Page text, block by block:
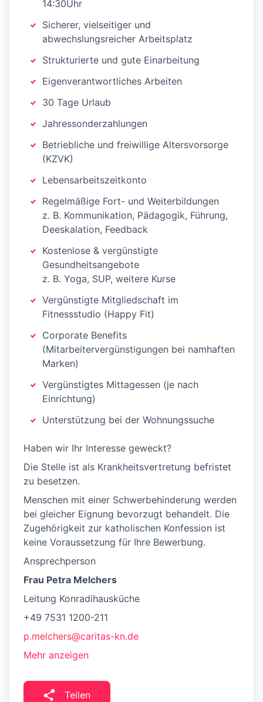
14:30Uhr
Sicherer, vielseitiger und
abwechslungsreicher Arbeitsplatz
Strukturierte und gute Einarbeitung
Eigenverantwortliches Arbeiten
30 Tage Urlaub
Jahressonderzahlungen
Betriebliche und freiwillige Altersvorsorge
(KZVK)
Lebensarbeitszeitkonto
Regelmäßige Fort- und Weiterbildungen
z. B. Kommunikation, Pädagogik, Führung,
Deeskalation, Feedback
Kostenlose & vergünstigte
Gesundheitsangebote
z. B. Yoga, SUP, weitere Kurse
Vergünstigte Mitgliedschaft im
Fitnessstudio (Happy Fit)
Corporate Benefits
(Mitarbeitervergünstigungen bei namhaften
Marken)
Vergünstigtes Mittagessen (je nach
Einrichtung)
Unterstützung bei der Wohnungssuche
Haben wir Ihr Interesse geweckt?
Die Stelle ist als Krankheitsvertretung befristet
zu besetzen.
Menschen mit einer Schwerbehinderung werden
bei gleicher Eignung bevorzugt behandelt. Die
Zugehörigkeit zur katholischen Konfession ist
keine Voraussetzung für Ihre Bewerbung.
Ansprechperson
Frau Petra Melchers
Leitung Konradihausküche
+49 7531 1200-211
p.melchers@caritas-kn.de
Mehr anzeigen
Teilen